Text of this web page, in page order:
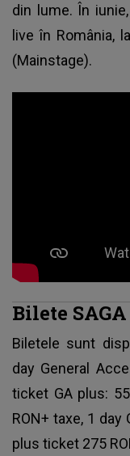
din lume. În
live în România,
(Mainstage).
Bilete
Biletele sunt
day General
ticket GA plus:
RON+ taxe, 1 day
plus ticket 275